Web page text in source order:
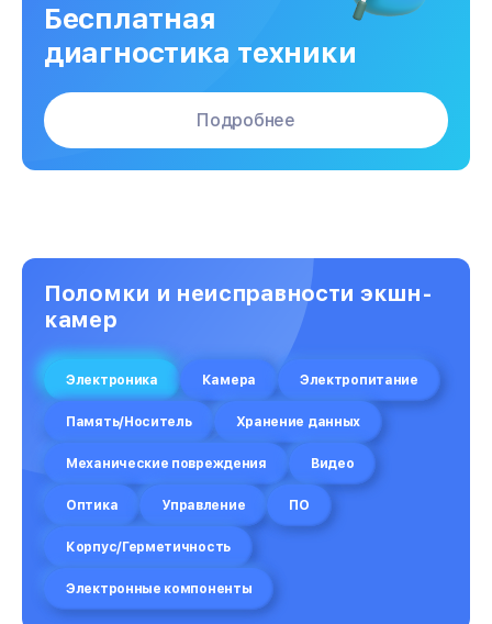
Бесплатная
диагностика техники
Подробнее
Поломки и неисправности экшн-
камер
Электроника Камера Электропитание
Память/Носитель Хранение данных
Механические повреждения Видео
Оптика Управление ПО
Корпус/Герметичность
Электронные компоненты